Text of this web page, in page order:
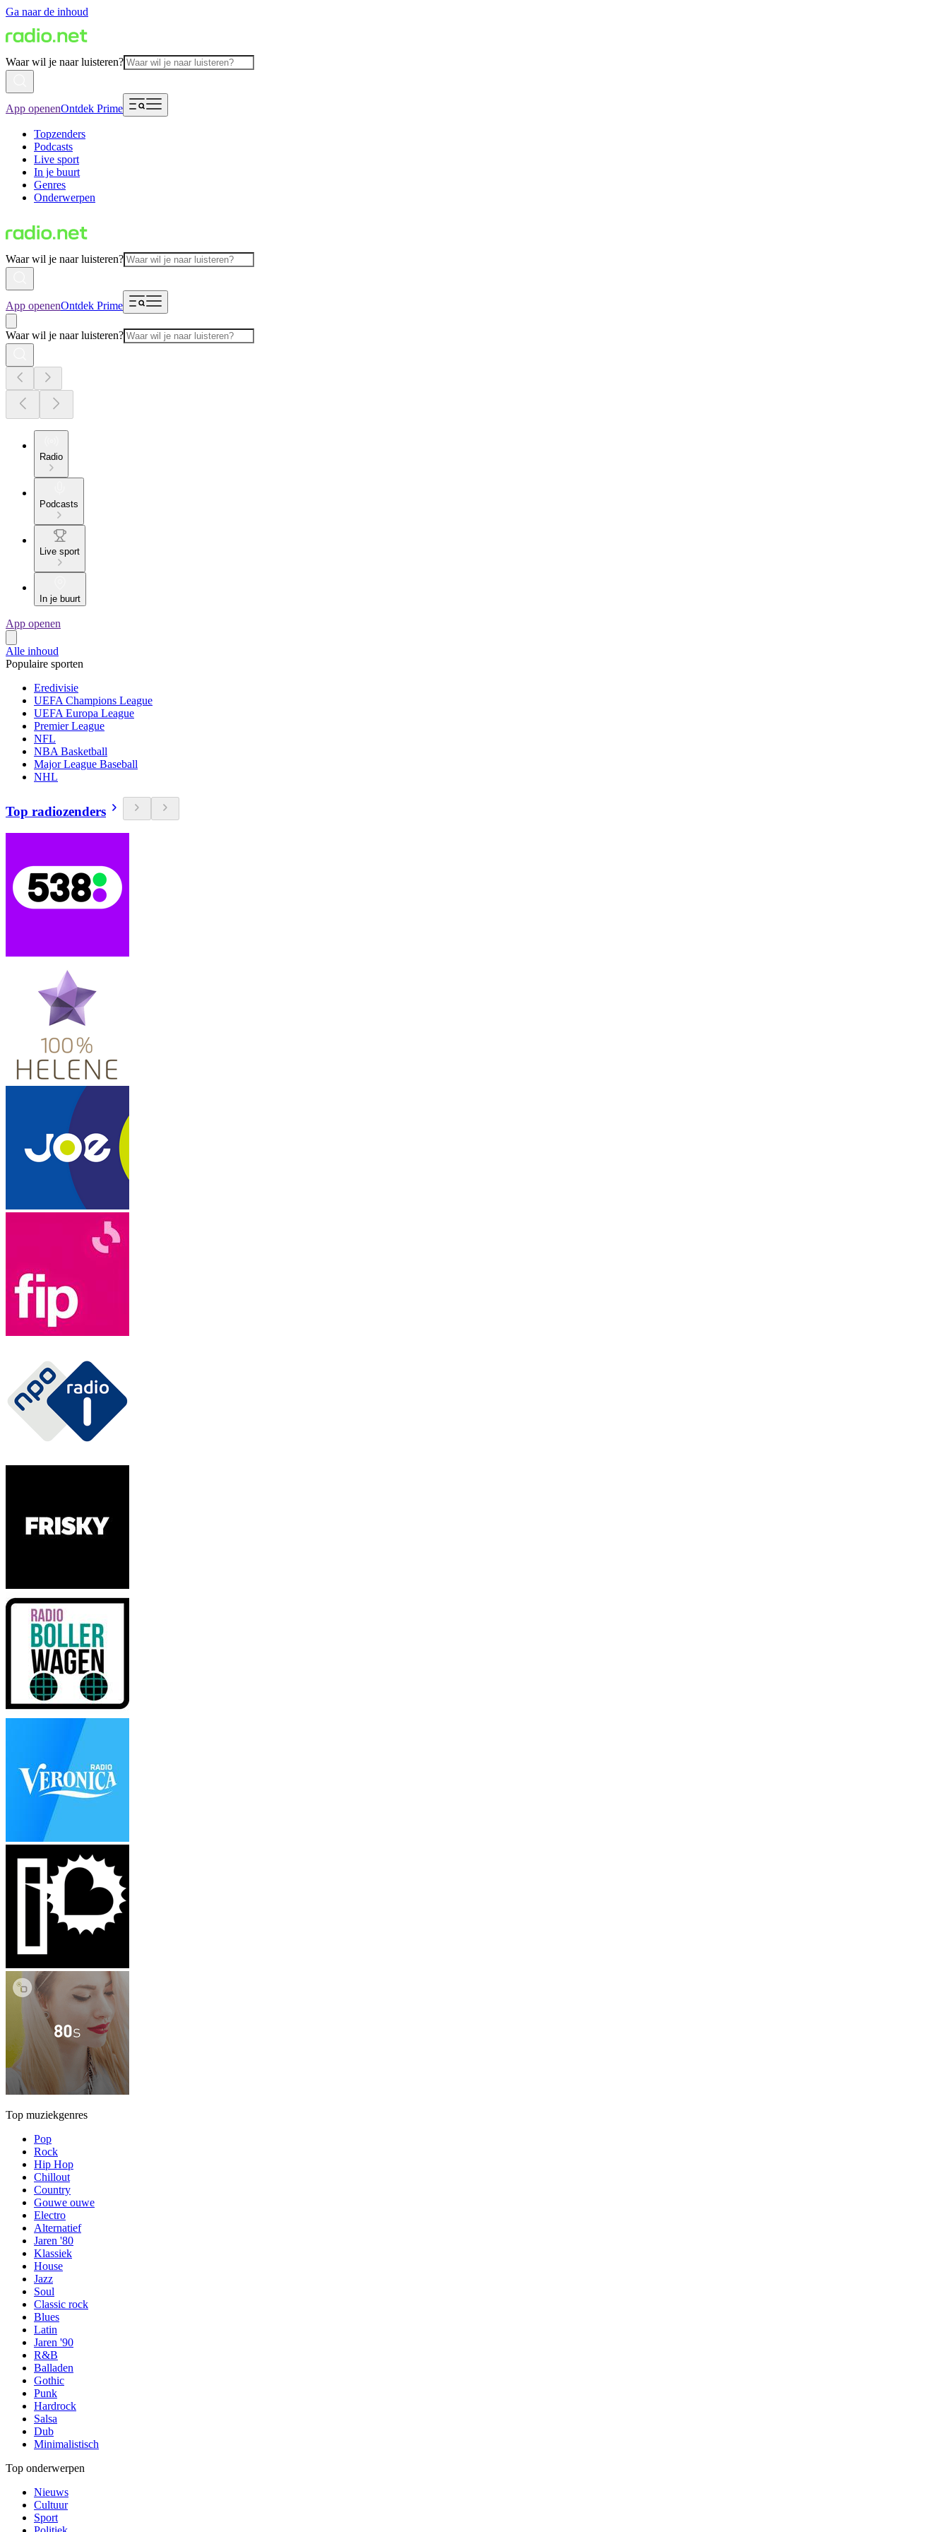
Ga naar de inhoud
Waar wil je naar luisteren?
App openenOntdek Prime
Topzenders
Podcasts
Live sport
In je buurt
Genres
Onderwerpen
Waar wil je naar luisteren?
App openenOntdek Prime
Waar wil je naar luisteren?
Radio
Podcasts
Live sport
In je buurt
App openen
Alle inhoud
Populaire sporten
Eredivisie
UEFA Champions League
UEFA Europa League
Premier League
NFL
NBA Basketball
Major League Baseball
NHL
Top radiozenders
Top muziekgenres
Pop
Rock
Hip Hop
Chillout
Country
Gouwe ouwe
Electro
Alternatief
Jaren '80
Klassiek
House
Jazz
Soul
Classic rock
Blues
Latin
Jaren '90
R&B
Balladen
Gothic
Punk
Hardrock
Salsa
Dub
Minimalistisch
Top onderwerpen
Nieuws
Cultuur
Sport